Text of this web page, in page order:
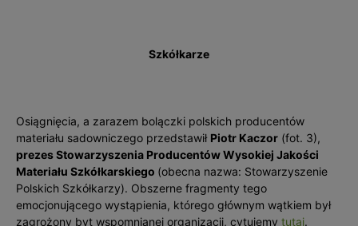
Szkółkarze
Osiągnięcia, a zarazem bolączki polskich producentów
materiału sadowniczego przedstawił Piotr Kaczor (fot. 3),
prezes Stowarzyszenia Producentów Wysokiej Jakości
Materiału Szkółkarskiego (obecna nazwa: Stowarzyszenie
Polskich Szkółkarzy). Obszerne fragmenty tego
emocjonującego wystąpienia, którego głównym wątkiem był
zagrożony byt wspomnianej organizacji, cytujemy tutaj.